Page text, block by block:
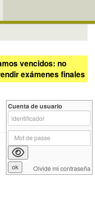
vencidos: no
exámenes finales
Cuenta de usuario
Olvidé mi contraseña